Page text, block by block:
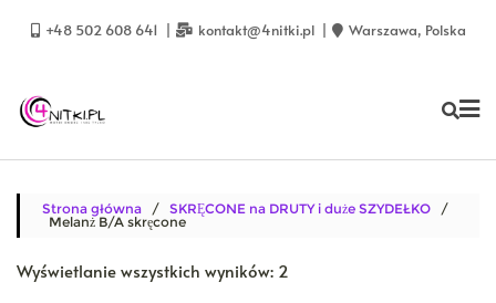
+48 502 608 641 kontakt@4nitki.pl Warszawa, Polska
Strona główna / SKRĘCONE na DRUTY i duże SZYDEŁKO /
Melanż B/A skręcone
Wyświetlanie wszystkich wyników: 2